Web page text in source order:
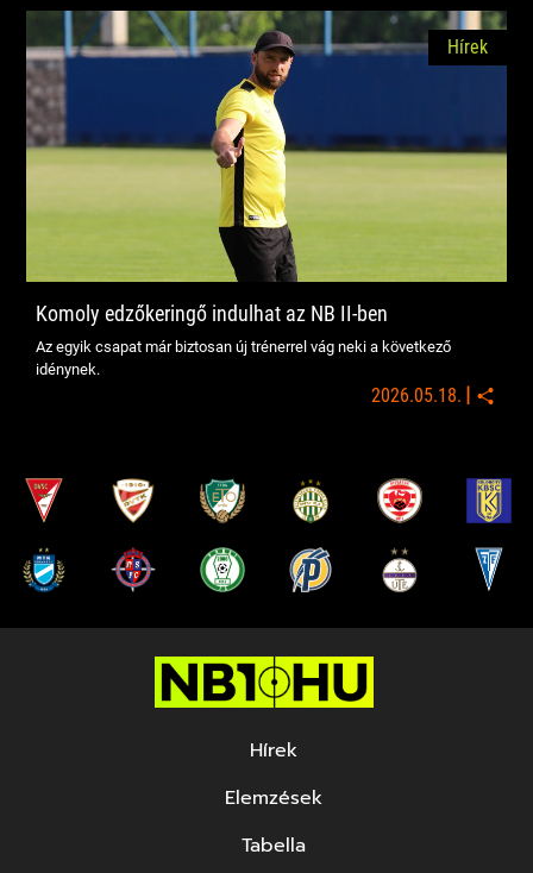
Hírek
Komoly edzőkeringő indulhat az NB II-ben
Az egyik csapat már biztosan új trénerrel vág neki a következő
idénynek.
2026.05.18. |
Hírek
Elemzések
Tabella